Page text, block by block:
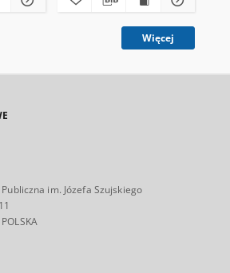
Więcej
im. Józefa Szujskiego